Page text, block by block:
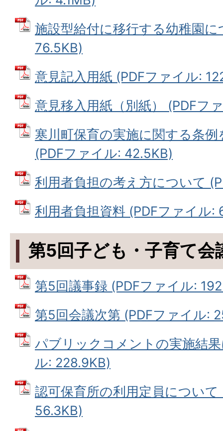
施設型給付に移行する幼稚園
76.5KB)
意見記入用紙 (PDFファイル:
意見移入用紙（別紙） (PDFフ
寒川町保育の実施に関する条
(PDFファイル: 42.5KB)
利用者負担の考え方について
利用者負担資料 (PDFファイル:
第5回子ども・子育て会
第5回議事録 (PDFファイル:
第5回会議次第 (PDFファイル:
パブリックコメントの実施結
ル: 228.9KB)
認可保育所の利用定員について
56.3KB)